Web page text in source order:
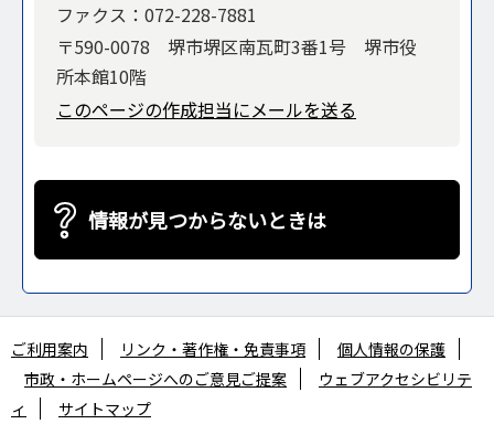
ファクス：072-228-7881
〒590-0078 堺市堺区南瓦町3番1号 堺市役
所本館10階
このページの作成担当にメールを送る
情報が見つからないときは
ご利用案内 リンク・著作権・免責事項
個人情報の保護
市政・ホームページへのご意見ご提案
ウェブアクセシビリテ
ィ
サイトマップ